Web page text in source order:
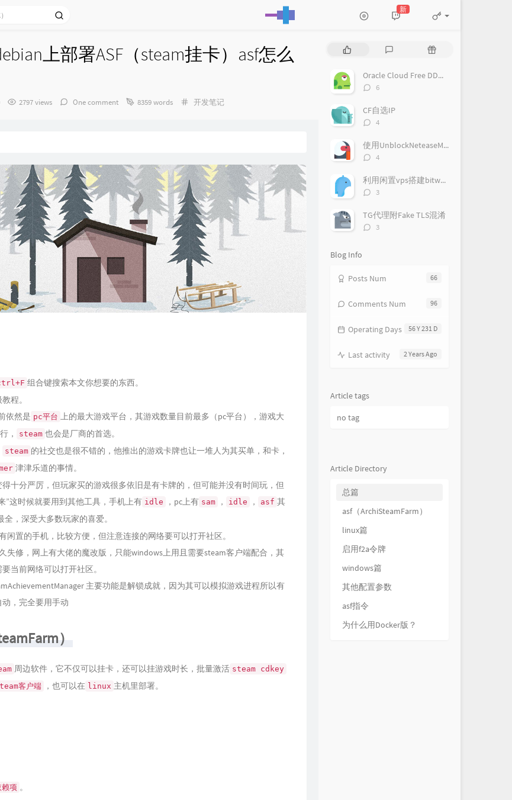
新
上部署ASF（steam挂卡）asf怎么
2797 views One comment 8359 words Categories：
开发笔记
组合键搜索本文你想要的东西。
程。
依然是 pc平台 上的最大游戏平台，其游戏数量目前最多（pc平台），游戏大
， steam 也会是厂商的首选。
steam 的社交也是很不错的，他推出的游戏卡牌也让一堆人为其买单，和卡，
津津乐道的事情。
十分严厉，但玩家买的游戏很多依旧是有卡牌的，但可能并没有时间玩，但
”这时候就要用到其他工具，手机上有 idle ，pc上有 sam ， idle ， asf 其
全，深受大多数玩家的喜爱。
闲置的手机，比较方便，但注意连接的网络要可以打开社区。
失修，网上有大佬的魔改版，只能windows上用且需要steam客户端配合，其
当前网络可以打开社区。
主要功能是解锁成就，因为其可以模拟游戏进程所以有
，完全要用手动
）
周边软件，它不仅可以挂卡，还可以挂游戏时长，批量激活 steam cdkey
客户端 ，也可以在 linux 主机里部署。
项 。
l
r
t
t
m
n
R
n
t
l
Oracle Cloud Free DD系统为Debian 9
评
数：
6
CF自选IP
评
数：
4
使用UnblockNeteaseMusic播放网易云音乐客户端无版权歌曲
评
数：
4
利用闲置vps搭建bitwarden私人密码管理
评
数：
3
TG代理附Fake TLS混淆
评
3
Blog Info
66
Posts Num
96
Comments Num
56 Y 231 D
Operating Days
2 Years Ago
Last activity
Article tags
no tag
Article Directory
总篇
asf（ArchiSteamFarm）
linux篇
启用f2a令牌
windows篇
其他配置参数
asf指令
为什么用Docker版？